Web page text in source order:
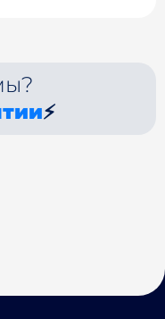
⚡